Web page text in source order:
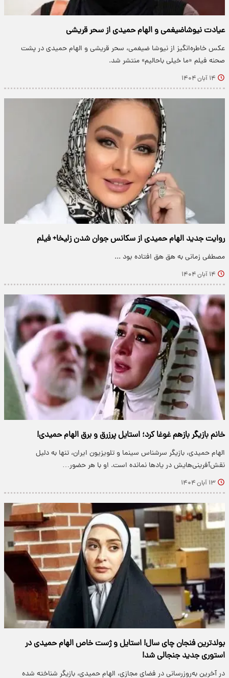
عیادت نیوشاضیغمی و الهام حمیدی از سحر قریشی
عکس خاطره‌انگیز از نیوشا ضیغمی، سحر قریشی و الهام حمیدی در پشت
صحنه فیلم «ما خیلی باحالیم» منتشر شد.
۱۴ آبان ۱۴۰۴
روایت جدید الهام حمیدی از سکانس جوان شدن زلیخا+ فیلم
مصطفی زمانی به هق هق افتاده بود ...
۱۴ آبان ۱۴۰۴
خانم بازیگر بازهم غوغا کرد؛ استایل پرزرق و برق الهام حمیدی!
الهام حمیدی، بازیگر سرشناس سینما و تلویزیون ایران، تنها به دلیل
نقش‌آفرینی‌هایش در یادها نمانده است. او با هر حضور…
۱۳ آبان ۱۴۰۴
بولدترین فنجان چای سال! استایل و ژست خاص الهام حمیدی در
استوری جدید جنجالی شد!
در آخرین به‌روزرسانی در فضای مجازی، الهام حمیدی، بازیگر شناخته شده